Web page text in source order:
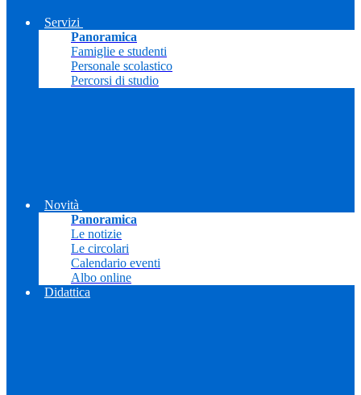
Servizi
Panoramica
Famiglie e studenti
Personale scolastico
Percorsi di studio
Novità
Panoramica
Le notizie
Le circolari
Calendario eventi
Albo online
Didattica